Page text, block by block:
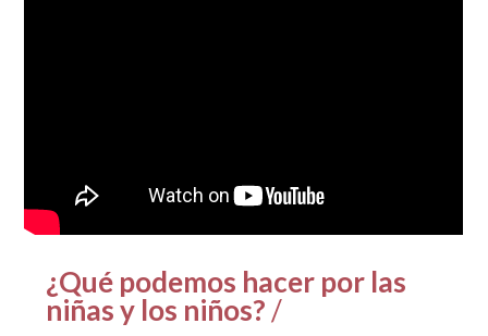
¿Qué podemos hacer por las
niñas y los niños? /